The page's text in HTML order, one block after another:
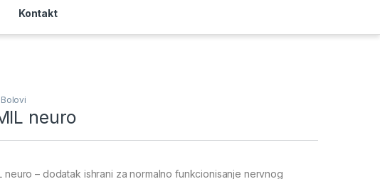
Kontakt
neuro
neuro – dodatak ishrani za normalno funkcionisanje nervnog